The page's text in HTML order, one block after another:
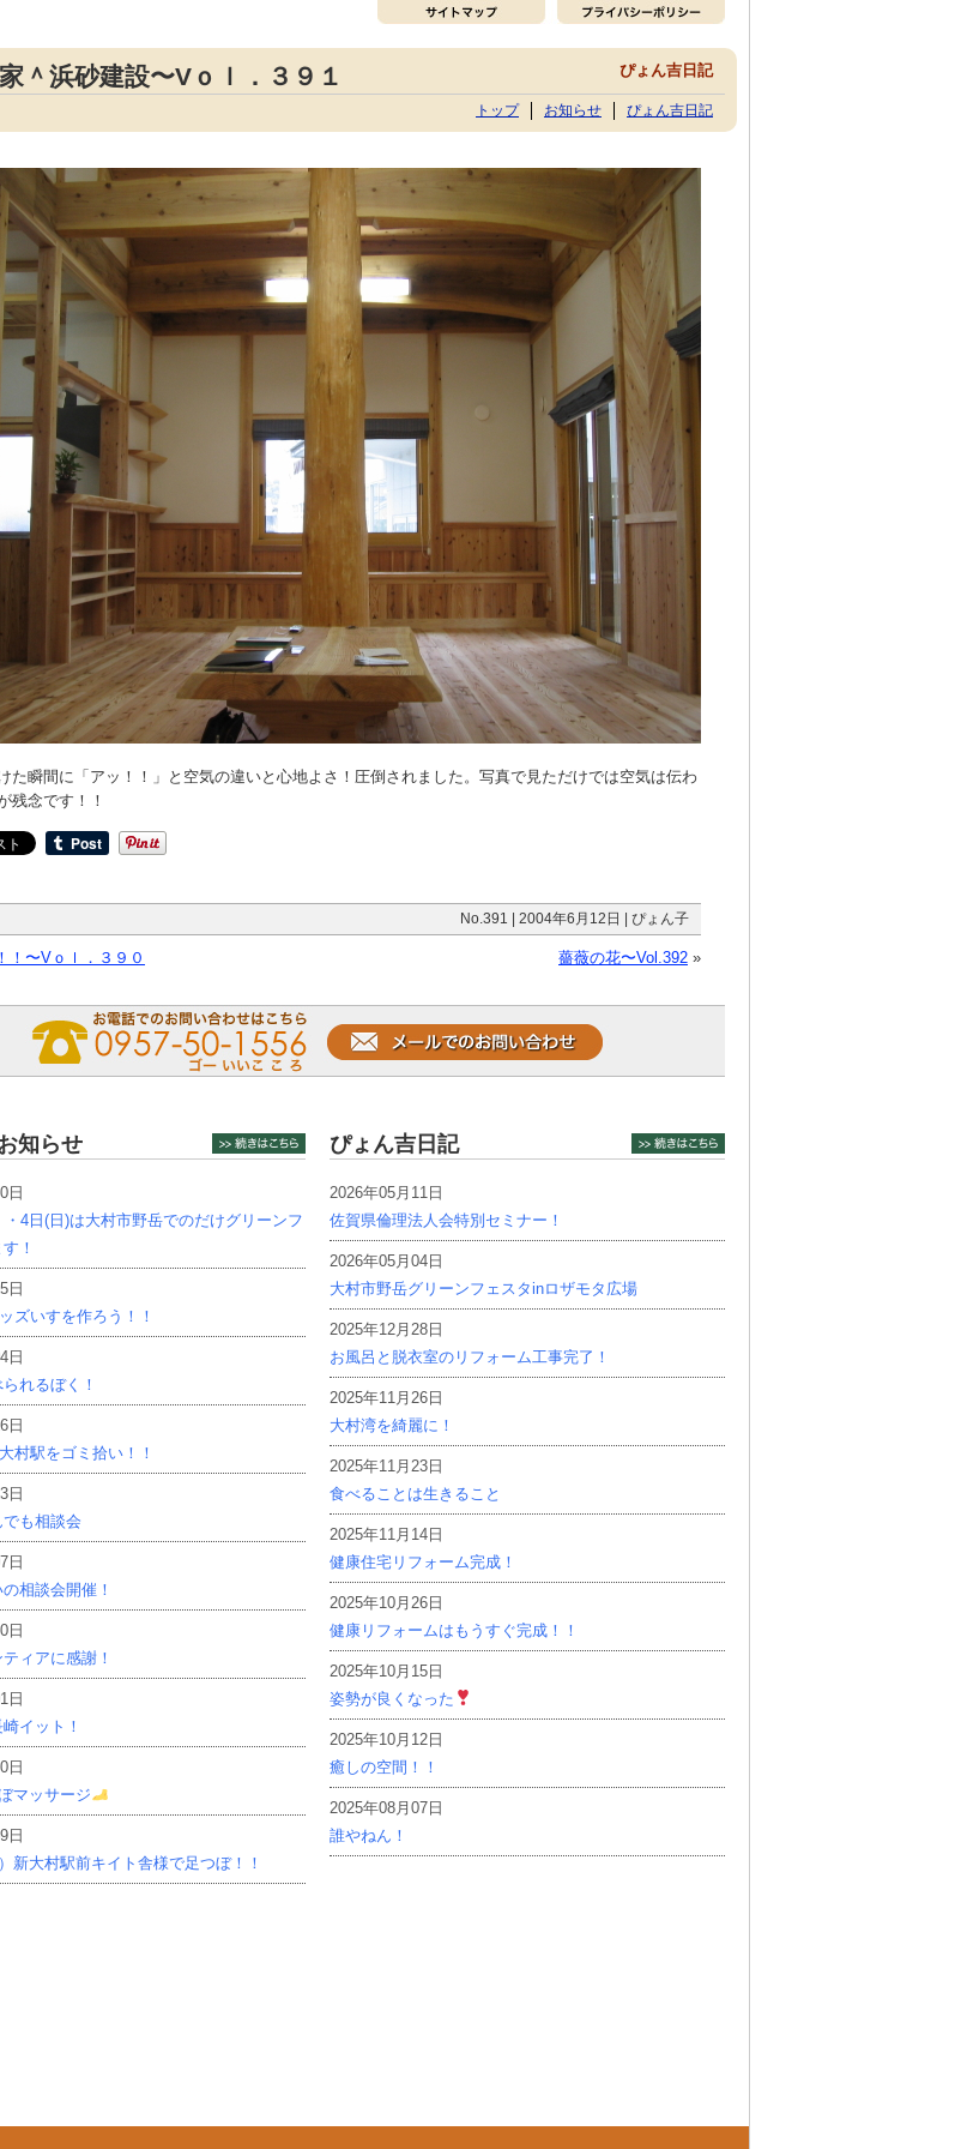
＾浜砂建設〜Vｏｌ．３９１ ぴょん吉日記
トップ お知らせ ぴょん吉日記
た瞬間に「アッ！！」と空気の違いと心地よさ！圧倒されました。写真で見ただけでは空気は伝わ
残念です！！
No.391 | 2004年6月12日 | ぴょん子
！〜Vｏｌ．３９０ 薔薇の花〜Vol.392 »
知らせ
日
4日(日)は大村市野岳でのだけグリーンフ
！
日
ズいすを作ろう！！
日
れるぼく！
日
村駅をゴミ拾い！！
日
も相談会
日
相談会開催！
日
ィアに感謝！
日
イット！
日
マッサージ
日
新大村駅前キイト舎様で足つぼ！！
ぴょん吉日記
2026年05月11日
佐賀県倫理法人会特別セミナー！
2026年05月04日
大村市野岳グリーンフェスタinロザモタ広場
2025年12月28日
お風呂と脱衣室のリフォーム工事完了！
2025年11月26日
大村湾を綺麗に！
2025年11月23日
食べることは生きること
2025年11月14日
健康住宅リフォーム完成！
2025年10月26日
健康リフォームはもうすぐ完成！！
2025年10月15日
姿勢が良くなった
2025年10月12日
癒しの空間！！
2025年08月07日
誰やねん！